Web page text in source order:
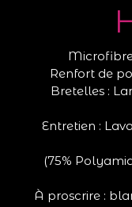
Renfort de
Bretelles :
Entretien :
(75%
À proscrire :